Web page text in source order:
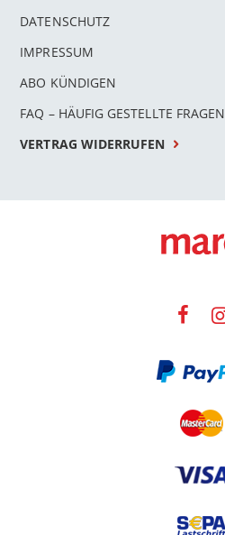
DATENSCHUTZ
IMPRESSUM
ABO KÜNDIGEN
FAQ – HÄUFIG GESTELLTE FRAGEN
VERTRAG WIDERRUFEN